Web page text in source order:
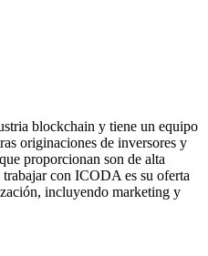
blockchain y tiene un equipo
originaciones de inversores y
proporcionan son de alta
con ICODA es su oferta
incluyendo marketing y